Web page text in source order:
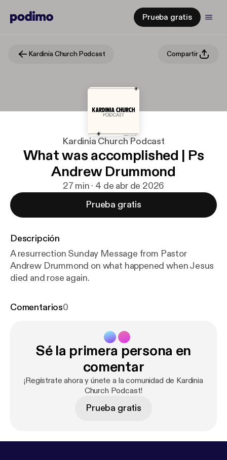
Prueba gratis
Kardinia Church Podcast Compartir
Kardinia Church Podcast
What was accomplished | Ps
Andrew Drummond
27 min · 4 de abr de 2026
Prueba gratis
Descripción
A resurrection Sunday Message from Pastor
Andrew Drummond on what happened when Jesus
died and rose again.
Comentarios0
Sé la primera persona en
comentar
¡Regístrate ahora y únete a la comunidad de Kardinia
Church Podcast!
Prueba gratis